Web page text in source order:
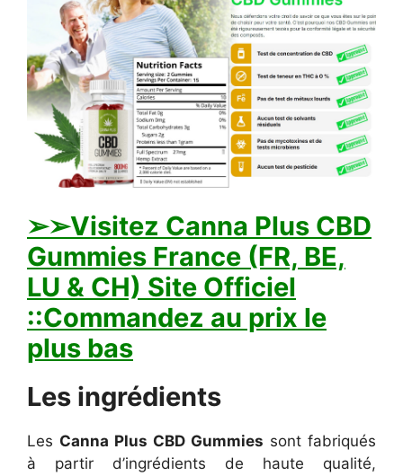
➢➢Visitez Canna Plus CBD
Gummies France (FR, BE,
LU & CH) Site Officiel
::Commandez au prix le
plus bas
Les ingrédients
Les Canna Plus CBD Gummies sont fabriqués
à partir d’ingrédients de haute qualité,